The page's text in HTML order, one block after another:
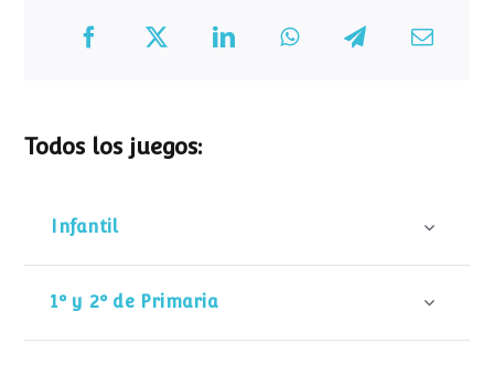
Todos los juegos:
Infantil
1º y 2º de Primaria